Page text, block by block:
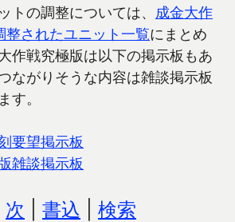
トの調整については、 成金大作
整されたユニット一覧にまとめ
作戦究極版は以下の掲示板もあ
ながりそうな内容は雑談掲示板
す。
要望掲示板
雑談掲示板
次 書込 検索